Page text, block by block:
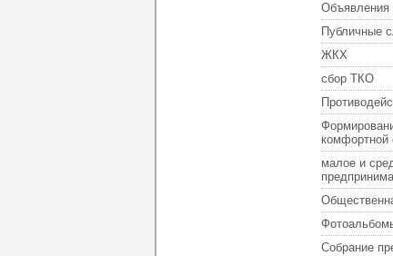
Объявления
Публичные
ЖКХ
сбор ТКО
комфортной
малое и
Собрание